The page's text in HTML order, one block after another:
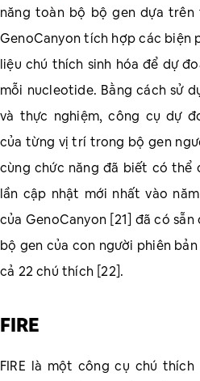
năng toàn bộ bộ gen dựa trên
GenoCanyon tích hợp các biện
liệu chú thích sinh hóa để dự
mỗi nucleotide. Bằng cách sử
và thực nghiệm, công cụ dự
của từng vị trí trong bộ gen
cùng chức năng đã biết có thể
lần cập nhật mới nhất vào
của GenoCanyon [21] đã có
bộ gen của con người phiên
cả 22 chú thích [22].
FIRE
FIRE là một công cụ chú